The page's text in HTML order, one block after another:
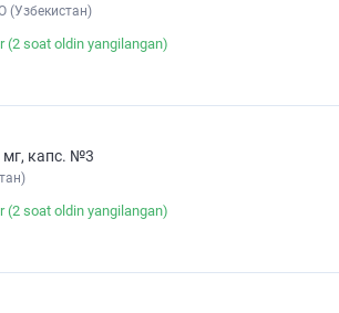
(Узбекистан)
(2 soat oldin yangilangan)
мг, капс. №3
(2 soat oldin yangilangan)